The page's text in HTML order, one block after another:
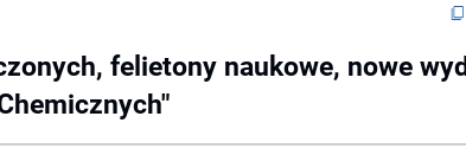
felietony naukowe, nowe